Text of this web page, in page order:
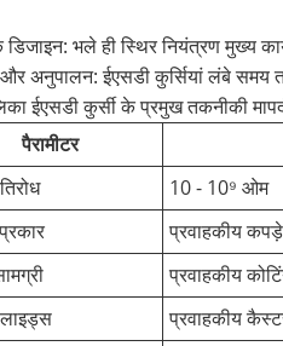
डिजाइन: भले ही स्थिर नियंत्रण
और अनुपालन: ईएसडी कुर्सियां ​​लंबे समय
ईएसडी कुर्सी के प्रमुख तकनीकी
पैरामीटर
10 - 10⁹ ओम
प्रवाहकीय कपड़े
प्रवाहकीय
प्रवाहकीय